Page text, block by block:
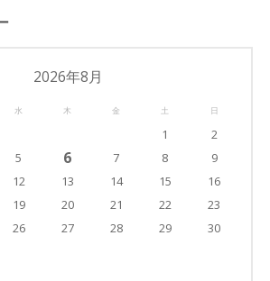
2026年8月
水 木 金 土 日
1
2
5 6 7 8
9
12 13 14 15
16
19 20 21 22
23
26 27 28 29
30